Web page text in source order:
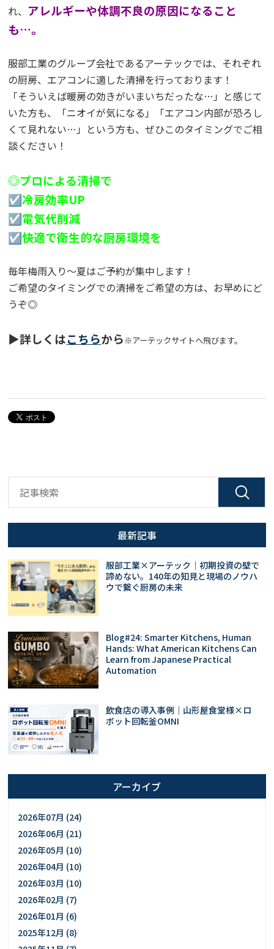
れ、 アレルギーや体調不良の原因になること
も…。
服部工業のグループ会社であるアーテックでは、それぞれ
の厨房、エアコンに適した清掃を行っております！
「そういえば暖房の効きがいまいちだったな…」と感じて
いた方も、「ニオイが気になる」「エアコン内部が恐ろし
くて見れない…」という方も、ぜひこのタイミングでご相
談ください！
◎プロによる清掃で
☑冷房効率UP
☑電気代削減
☑快適で衛生的な厨房環境を
毎年梅雨入り〜夏はご予約が集中します！
ご希望のタイミングでの清掃をご希望の方は、お早めにど
うぞ◎
▶詳しくはこちらから ※アーテックサイトへ飛びます。
最新記事
服部工業×アーテック｜初期投資の壁で
諦めない。140年の知見と現場のノウハ
ウで繋ぐ厨房の未来
Blog#24: Smarter Kitchens, Human
Hands: What American Kitchens Can
Learn from Japanese Practical
Automation
飲食店の導入事例｜山形屋食堂様×ロ
ボット回転釜OMNI
アーカイブ
2026年07月 (24)
2026年06月 (21)
2026年05月 (10)
2026年04月 (10)
2026年03月 (10)
2026年02月 (7)
2026年01月 (6)
2025年12月 (8)